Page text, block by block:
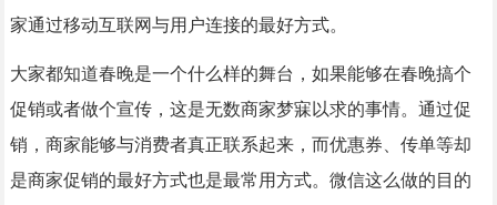
家通过移动互联网与用户连接的最好方式。
大家都知道春晚是一个什么样的舞台，如果能够在春晚搞个
促销或者做个宣传，这是无数商家梦寐以求的事情。通过促
销，商家能够与消费者真正联系起来，而优惠券、传单等却
是商家促销的最好方式也是最常用方式。微信这么做的目的